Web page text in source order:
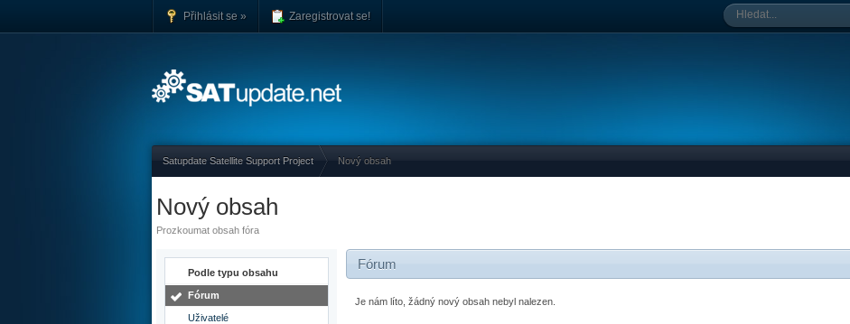
Přihlásit se » Zaregistrovat se!
Satupdate Satellite Support Project Nový obsah
Nový obsah
Prozkoumat obsah fóra
Podle typu obsahu
Fórum
Uživatelé
Fórum
Je nám líto, žádný nový obsah nebyl nalezen.